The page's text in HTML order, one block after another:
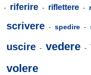
- riferire - riflettere -
scrivere - spedire -
uscire - vedere -
volere